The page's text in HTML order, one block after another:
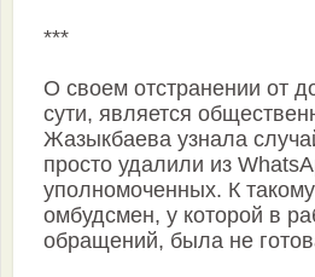
***
О своем отстранении от
сути, является
Жазыкбаева узнала
просто удалили из
уполномоченных. К
омбудсмен, у которой в
обращений, была не